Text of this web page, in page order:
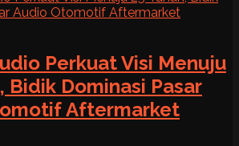
Perkuat Visi Menuju
Bidik Dominasi Pasar
Aftermarket